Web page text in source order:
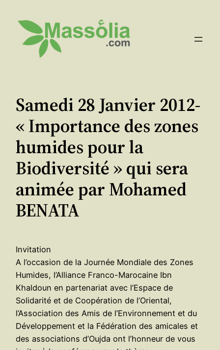
contenu
Samedi 28 Janvier 2012-
« Importance des zones
humides pour la
Biodiversité » qui sera
animée par Mohamed
BENATA
Invitation
A l’occasion de la Journée Mondiale des Zones
Humides, l’Alliance Franco-Marocaine Ibn
Khaldoun en partenariat avec l’Espace de
Solidarité et de Coopération de l’Oriental,
l’Association des Amis de l’Environnement et du
Développement et la Fédération des amicales et
des associations d’Oujda ont l’honneur de vous